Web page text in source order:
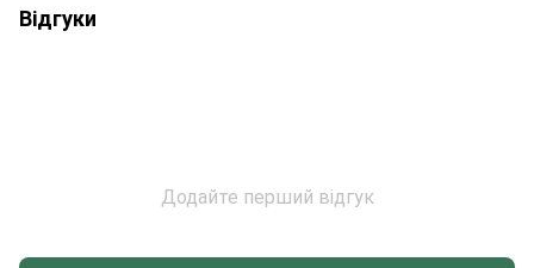
Відгуки
Додайте перший відгук